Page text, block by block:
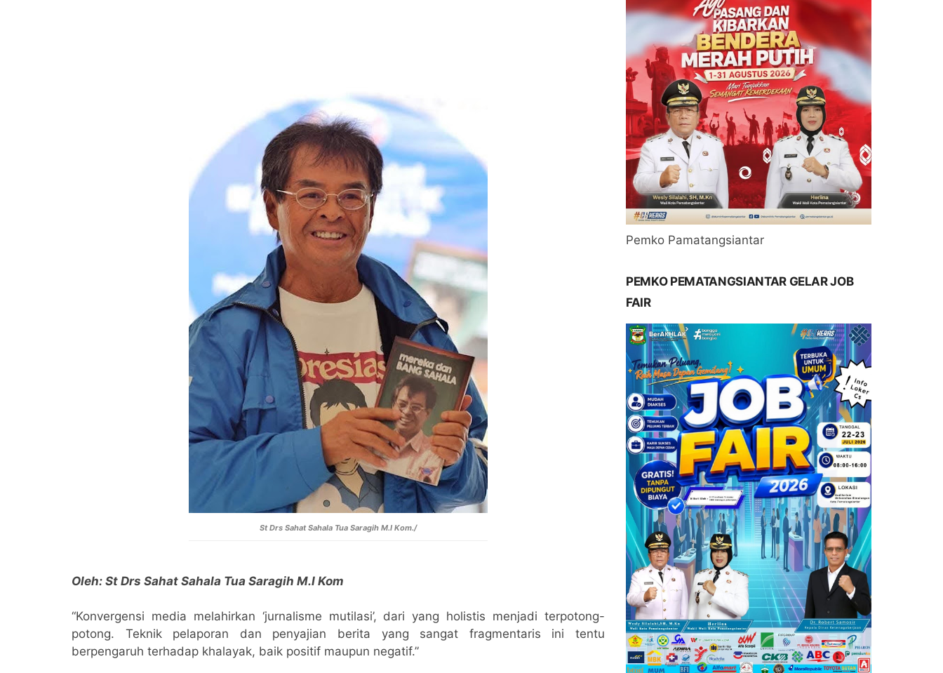
St Drs Sahat Sahala Tua Saragih M.I Kom./
Oleh: St Drs Sahat Sahala Tua Saragih M.I Kom
“Konvergensi media melahirkan ‘jurnalisme mutilasi’, dari yang holistis menjadi terpotong-
potong. Teknik pelaporan dan penyajian berita yang sangat fragmentaris ini tentu
berpengaruh terhadap khalayak, baik positif maupun negatif.”
Pemko Pamatangsiantar
PEMKO PEMATANGSIANTAR GELAR JOB
FAIR